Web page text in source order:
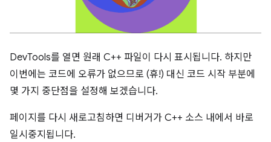
DevTools를 열면 원래 C++ 파일이 다시 표시됩니다. 하지만
이번에는 코드에 오류가 없으므로 (휴!) 대신 코드 시작 부분에
몇 가지 중단점을 설정해 보겠습니다.
페이지를 다시 새로고침하면 디버거가 C++ 소스 내에서 바로
일시중지됩니다.